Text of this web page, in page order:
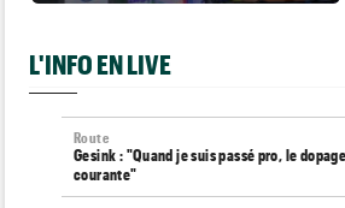
L'INFO EN LIVE
Route
Gesink : "Quand je suis passé pro, le
courante"